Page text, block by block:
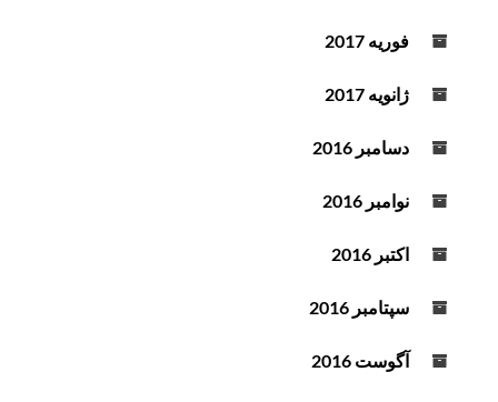
فوریه 2017
ژانویه 2017
دسامبر 2016
نوامبر 2016
اکتبر 2016
سپتامبر 2016
آگوست 2016